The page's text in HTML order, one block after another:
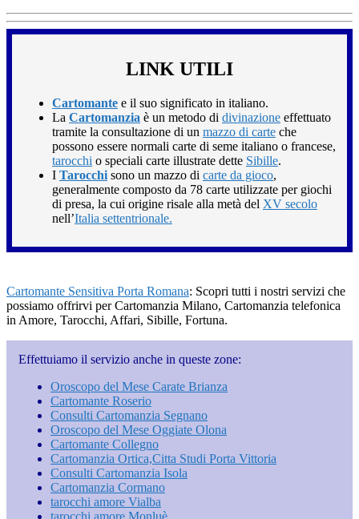
LINK UTILI
Cartomante e il suo significato in italiano.
La Cartomanzia è un metodo di divinazione effettuato
tramite la consultazione di un mazzo di carte che
possono essere normali carte di seme italiano o francese,
tarocchi o speciali carte illustrate dette Sibille.
I Tarocchi sono un mazzo di carte da gioco,
generalmente composto da 78 carte utilizzate per giochi
di presa, la cui origine risale alla metà del XV secolo
nell’Italia settentrionale.
Cartomante Sensitiva Porta Romana: Scopri tutti i nostri servizi che
possiamo offrirvi per Cartomanzia Milano, Cartomanzia telefonica
in Amore, Tarocchi, Affari, Sibille, Fortuna.
Effettuiamo il servizio anche in queste zone:
Oroscopo del Mese Carate Brianza
Cartomante Roserio
Consulti Cartomanzia Segnano
Oroscopo del Mese Oggiate Olona
Cartomante Collegno
Cartomanzia Ortica​,Citta Studi​ Porta Vittoria
Consulti Cartomanzia Isola
Cartomanzia Cormano
tarocchi amore Vialba
tarocchi amore Monluè